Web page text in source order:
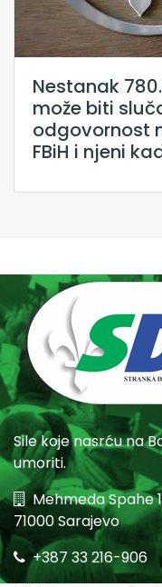
Nestanak
može biti
odgovornost
FBiH i njeni
Sile koje nasrću na
umoriti.
Mehmeda Spahe
71000 Sarajevo
+387 33 216-906